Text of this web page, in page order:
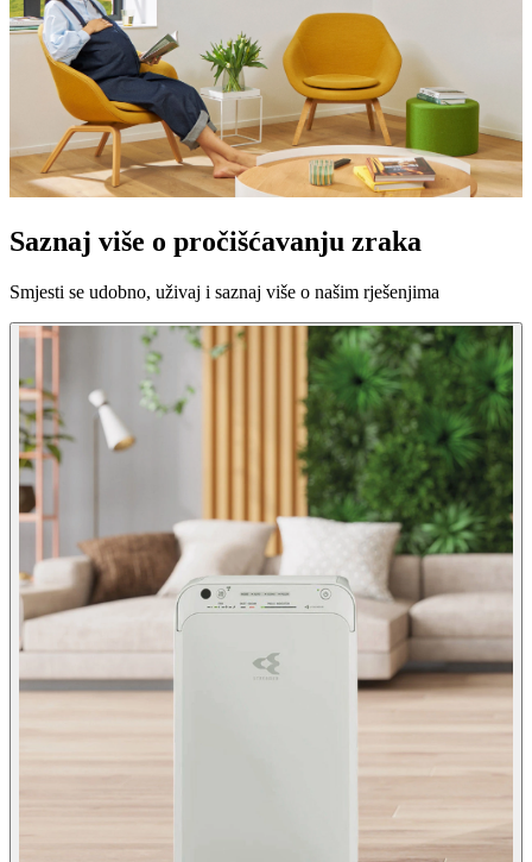
Saznaj više o pročišćavanju zraka
Smjesti se udobno, uživaj i saznaj više o našim rješenjima